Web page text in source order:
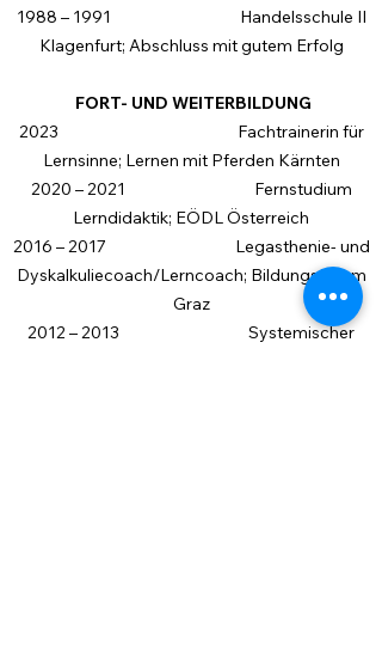
1988 – 1991 Handelsschule II
Klagenfurt; Abschluss mit gutem Erfolg
FORT- UND WEITERBILDUNG
2023 Fachtrainerin für
Lernsinne; Lernen mit Pferden Kärnten
2020 – 2021 Fernstudium
Lerndidaktik; EÖDL Österreich
2016 – 2017 Legasthenie- und
Dyskalkuliecoach/Lerncoach; Bildungsforum
Graz
2012 – 2013 Systemischer